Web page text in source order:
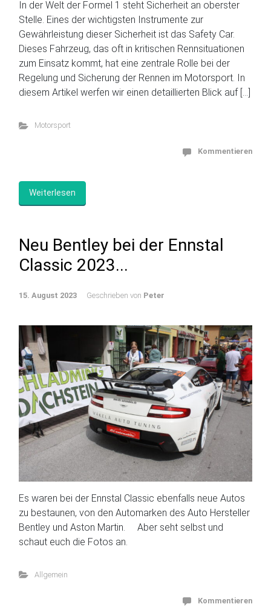
In der Welt der Formel 1 steht Sicherheit an oberster
Stelle. Eines der wichtigsten Instrumente zur
Gewährleistung dieser Sicherheit ist das Safety Car.
Dieses Fahrzeug, das oft in kritischen Rennsituationen
zum Einsatz kommt, hat eine zentrale Rolle bei der
Regelung und Sicherung der Rennen im Motorsport. In
diesem Artikel werfen wir einen detaillierten Blick auf […]
Motorsport
Kommentieren
Weiterlesen
Neu Bentley bei der Ennstal
Classic 2023...
15. August 2023 Geschrieben von Peter
Es waren bei der Ennstal Classic ebenfalls neue Autos
zu bestaunen, von den Automarken des Auto Hersteller
Bentley und Aston Martin. Aber seht selbst und
schaut euch die Fotos an.
Allgemein
Kommentieren